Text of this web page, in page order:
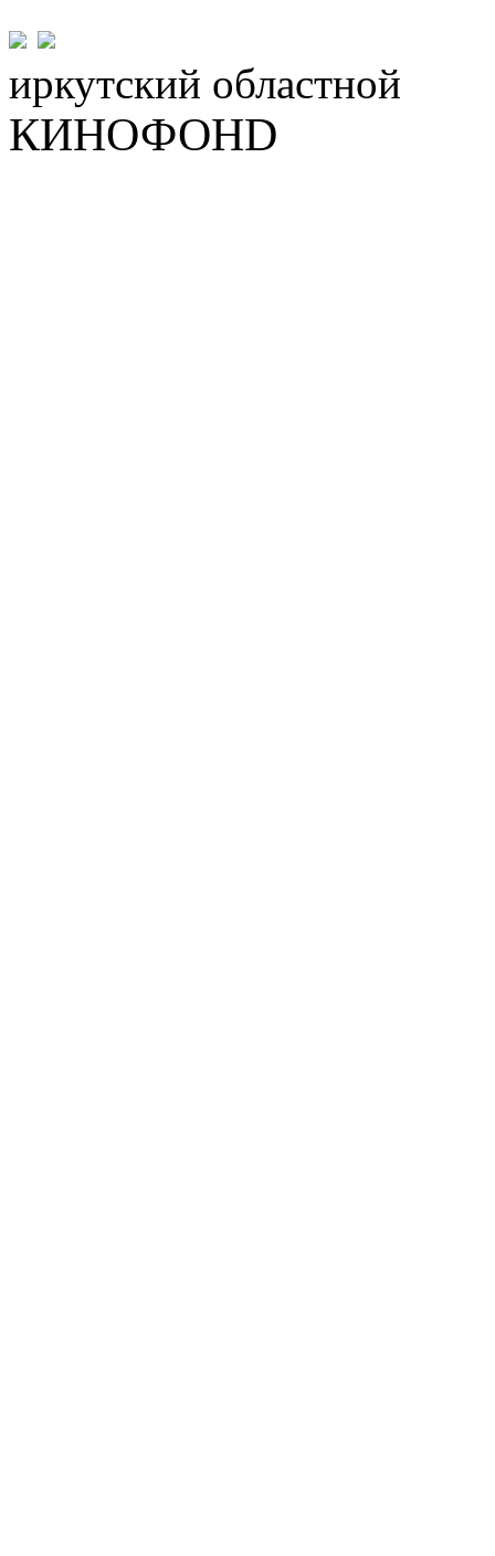
иркутский областной
КИНОФОНD